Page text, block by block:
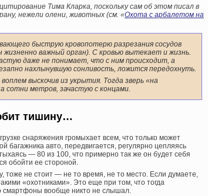
Тима Кларка, поскольку сам об этом писал в
нежели олени, животных (см. «Охота с арбалетом на
быструю кровопотерю разрезания сосудов
жизненно важный орган). С кровью вытекает и жизнь.
даже не понимает, что с ним происходит, а
нахлынувшую сонливость, ложится передохнуть.
выскочив из укрытия. Тогда зверь «на
сотни метров, зачастую с концами.
тишину…
снаряжения громыхает всем, что только может
багажника авто, передвигается, регулярно цепляясь
— 80 из 100, что примерно так же он будет себя
обойти ее стороной.
тоже не стоит — не то время, не то место. Если думаете,
«охотниками». Это еще при том, что тогда
смартфоны вообще никто не слышал.